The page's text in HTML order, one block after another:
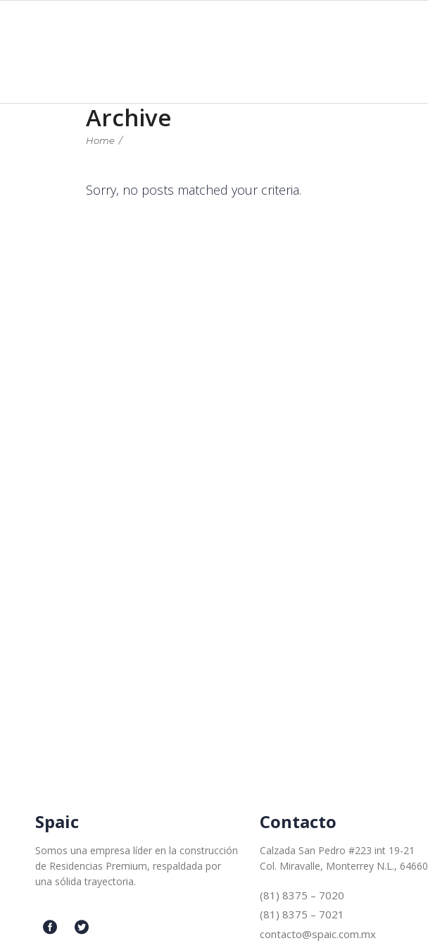
Archive
Home /
Sorry, no posts matched your criteria.
Spaic
Somos una empresa líder en la construcción
de Residencias Premium, respaldada por
una sólida trayectoria.
Contacto
Calzada San Pedro #223 int 19-21
Col. Miravalle, Monterrey N.L., 64660
(81) 8375 – 7020
(81) 8375 – 7021
contacto@spaic.com.mx